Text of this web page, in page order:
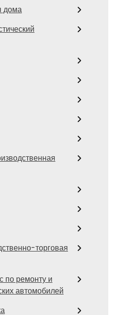
дома
торговая
по ремонту и
автомобилей